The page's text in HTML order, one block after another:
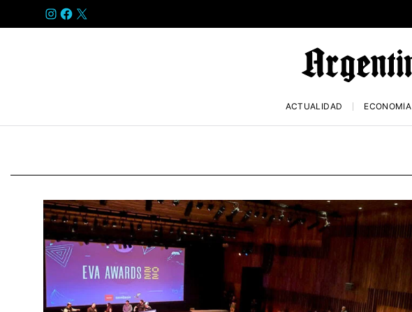
INSTAGRAM
FACEBOOK
X
ACTUALIDAD ECONOMÍA